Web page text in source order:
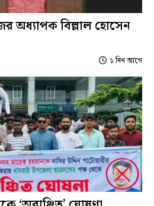
অধ্যাপক বিল্লাল হোসেন
১ দিন আগে